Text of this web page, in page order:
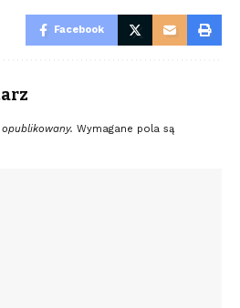
Facebook
Wymagane pola są